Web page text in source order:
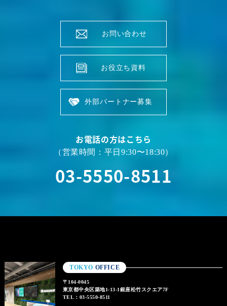
お問い合わせ
お役立ち資料
外部パートナー募集
お電話の方はこちら
（営業時間：平日9:30〜18:30）
03-5550-8511
TOKYO OFFICE
〒104-0045
東京都中央区築地1-13-1銀座松竹スクエア7F
TEL：03-5550-8511